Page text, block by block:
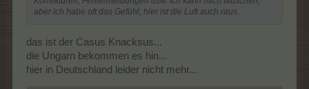
aber ich habe oft das Gefühl, hier ist die Luft auch raus.
das ist der Casus Knacksus...
die Ungarn bekommen es hin...
hier in Deutschland leider nicht mehr...